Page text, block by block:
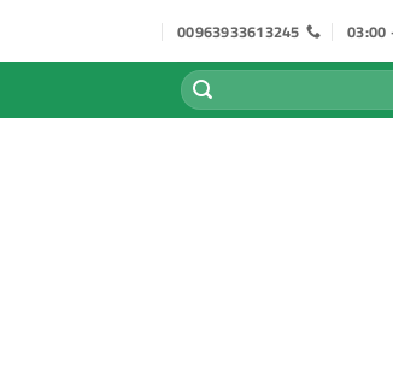
00963933613245